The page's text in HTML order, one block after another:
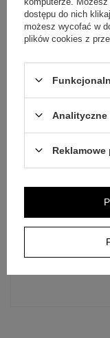
ZAPYTAJ
swoje pytanie odnośnie
szybko jak tylko będzie
.
dostępu do nich
możesz wycofać w
plików cookies z